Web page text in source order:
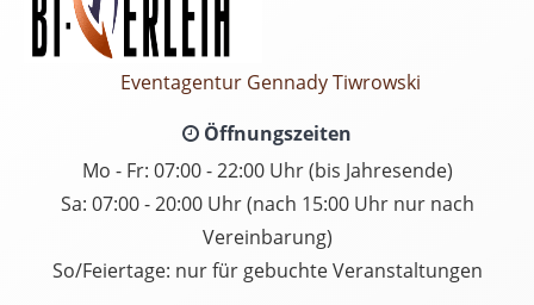
Eventagentur Gennady Tiwrowski
Öffnungszeiten
Mo - Fr: 07:00 - 22:00 Uhr (bis Jahresende)
Sa: 07:00 - 20:00 Uhr (nach 15:00 Uhr nur nach
Vereinbarung)
So/Feiertage: nur für gebuchte Veranstaltungen